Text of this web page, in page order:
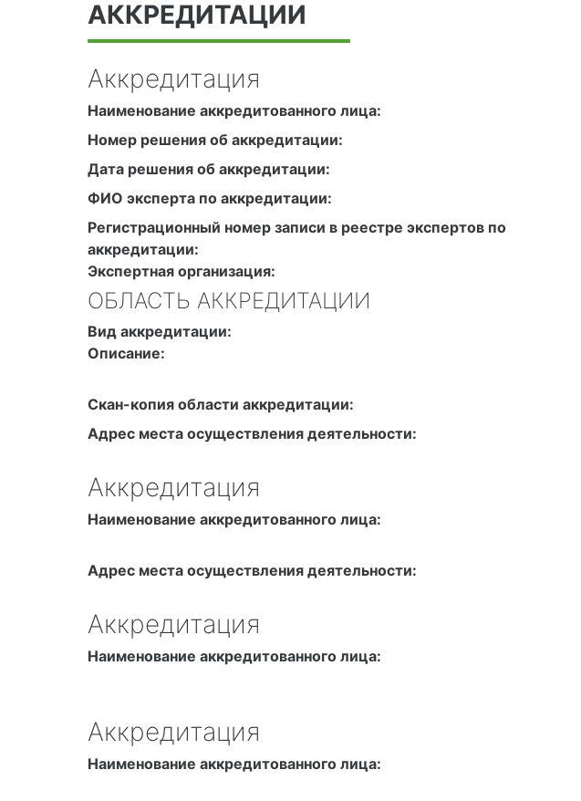
АККРЕДИТАЦИИ
Аккредитация
Наименование аккредитованного лица:
Номер решения об аккредитации:
Дата решения об аккредитации:
ФИО эксперта по аккредитации:
Регистрационный номер записи в реестре экспертов по
аккредитации:
Экспертная организация:
ОБЛАСТЬ АККРЕДИТАЦИИ
Вид аккредитации:
Описание:
Скан-копия области аккредитации:
Адрес места осуществления деятельности:
Аккредитация
Наименование аккредитованного лица:
Адрес места осуществления деятельности:
Аккредитация
Наименование аккредитованного лица:
Аккредитация
Наименование аккредитованного лица: